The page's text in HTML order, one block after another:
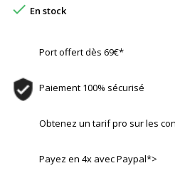
 En stock
Port offert dès 69€*
Paiement 100% sécurisé
Obtenez un tarif pro sur les
Payez en 4x avec Paypal*>